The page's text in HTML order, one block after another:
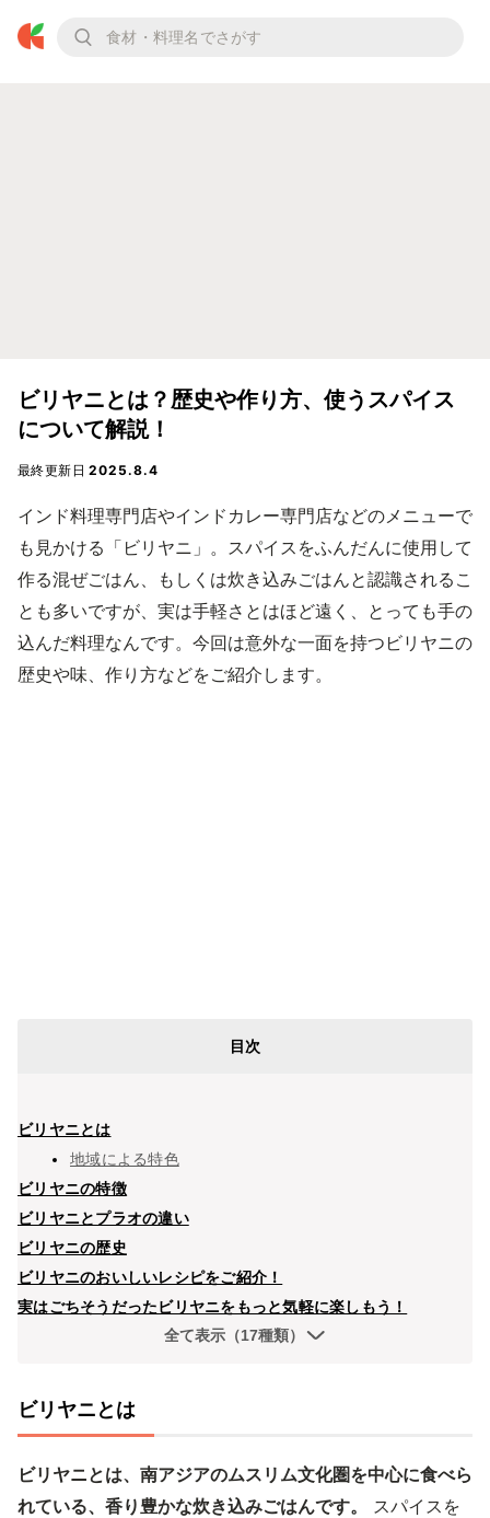
ビリヤニとは？歴史や作り方、使うスパイス
について解説！
最終更新日2025.8.4
インド料理専門店やインドカレー専門店などのメニューで
も見かける「ビリヤニ」。スパイスをふんだんに使用して
作る混ぜごはん、もしくは炊き込みごはんと認識されるこ
とも多いですが、実は手軽さとはほど遠く、とっても手の
込んだ料理なんです。今回は意外な一面を持つビリヤニの
歴史や味、作り方などをご紹介します。
目次
ビリヤニとは
地域による特色
ビリヤニの特徴
ビリヤニとプラオの違い
ビリヤニの歴史
ビリヤニのおいしいレシピをご紹介！
実はごちそうだったビリヤニをもっと気軽に楽しもう！
全て表示（17種類）
ビリヤニとは
ビリヤニとは、南アジアのムスリム文化圏を中心に食べら
れている、香り豊かな炊き込みごはんです。
スパイスを